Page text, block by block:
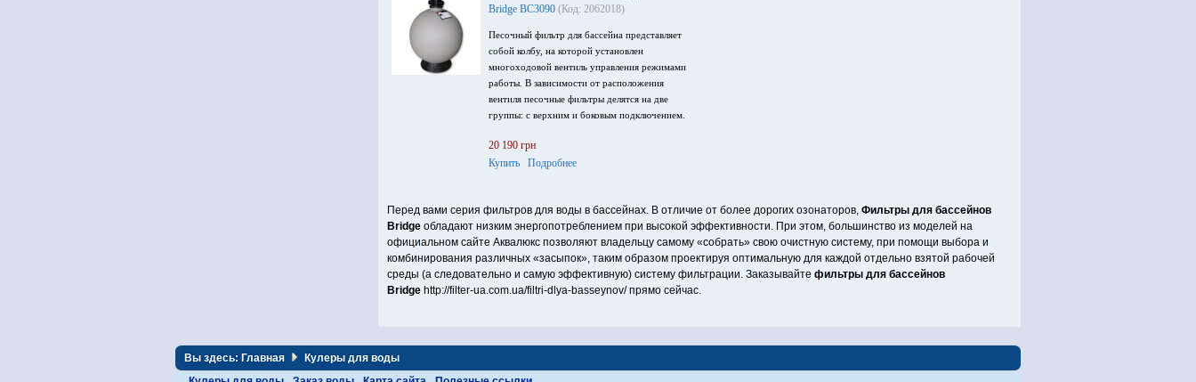
Bridge BC3090 (Код: 2062018)
Песочный фильтр для бассейна представляет
собой колбу, на которой установлен
многоходовой вентиль управления режимами
работы. В зависимости от расположения
вентиля песочные фильтры делятся на две
группы: с верхним и боковым подключением.
20 190 грн
Купить
Подробнее
Перед вами серия фильтров для воды в бассейнах. В отличие от более дорогих озонаторов, Фильтры для бассейнов
Bridge обладают низким энергопотреблением при высокой эффективности. При этом, большинство из моделей на
официальном сайте Аквалюкс позволяют владельцу самому «собрать» свою очистную систему, при помощи выбора и
комбинирования различных «засыпок», таким образом проектируя оптимальную для каждой отдельно взятой рабочей
среды (а следовательно и самую эффективную) систему фильтрации. Заказывайте фильтры для бассейнов
Bridge http://filter-ua.com.ua/filtri-dlya-basseynov/ прямо сейчас.
Вы здесь: Главная
Кулеры для воды